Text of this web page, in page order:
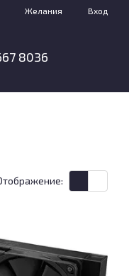
Желания Вход
8036